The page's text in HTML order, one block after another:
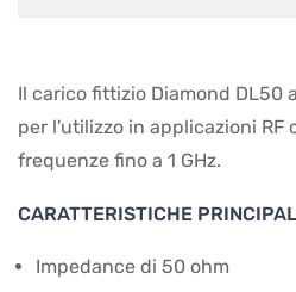
Il carico fittizio Diamond DL50
per l'utilizzo in applicazioni RF
frequenze fino a 1 GHz.
CARATTERISTICHE
Impedance di 50 ohm